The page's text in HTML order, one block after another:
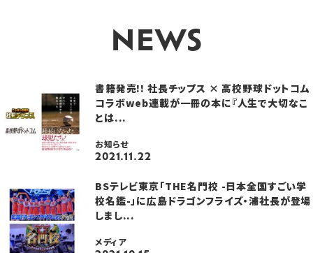
NEWS
書籍発売!! 社長チップス × 高校野球ドットコム
コラボweb連載が一冊の本に『人生で大切なこ
とは...
お知らせ
2021.11.22
BSテレビ東京「THE名門校 -日本全国すごい学
校名鑑-」に広島ドラゴンフライズ・浦社長が登場
しまし...
メディア